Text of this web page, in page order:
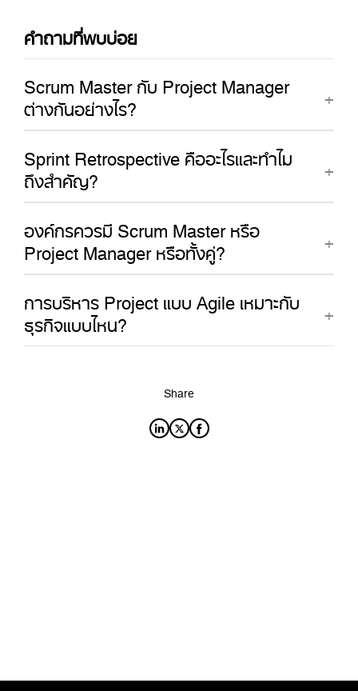
คำถามที่พบบ่อย
Scrum Master กับ Project Manager
ต่างกันอย่างไร?
Sprint Retrospective คืออะไรและทำไม
ถึงสำคัญ?
องค์กรควรมี Scrum Master หรือ
Project Manager หรือทั้งคู่?
การบริหาร Project แบบ Agile เหมาะกับ
ธุรกิจแบบไหน?
Share